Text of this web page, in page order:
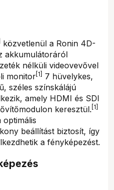
közvetlenül a Ronin 4D-
akkumulátoráról
nélküli videovevővel
monitor[1] 7 hüvelykes,
széles színskálájú
amely HDMI és SDI
keresztül. [1]
optimális
beállítást biztosít, így
a fényképezést.